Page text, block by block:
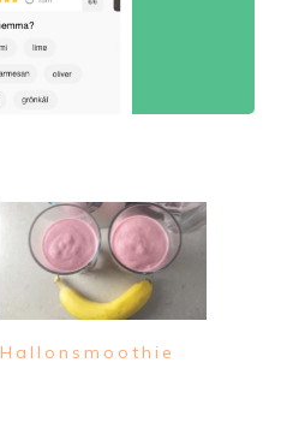
Hallonsmoothie